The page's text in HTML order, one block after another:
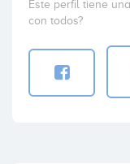
Este perfil tiene
con todos?